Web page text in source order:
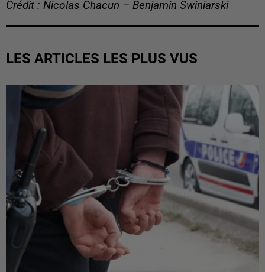
Crédit : Nicolas Chacun – Benjamin Swiniarski
LES ARTICLES LES PLUS VUS